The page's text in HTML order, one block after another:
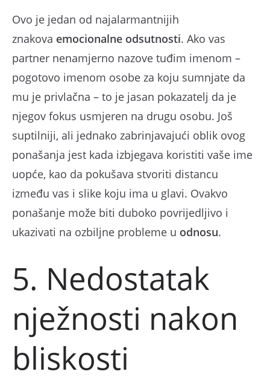
Ovo je jedan od najalarmantnijih
znakova emocionalne odsutnosti. Ako vas
partner nenamjerno nazove tuđim imenom –
pogotovo imenom osobe za koju sumnjate da
mu je privlačna – to je jasan pokazatelj da je
njegov fokus usmjeren na drugu osobu. Još
suptilniji, ali jednako zabrinjavajući oblik ovog
ponašanja jest kada izbjegava koristiti vaše ime
uopće, kao da pokušava stvoriti distancu
između vas i slike koju ima u glavi. Ovakvo
ponašanje može biti duboko povrijedljivo i
ukazivati na ozbiljne probleme u odnosu.
5. Nedostatak
nježnosti nakon
bliskosti